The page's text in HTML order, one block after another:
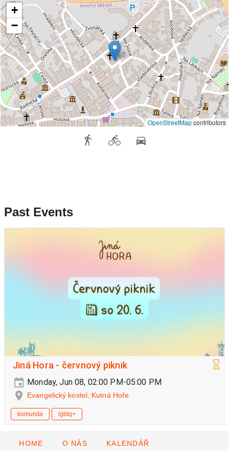
+
−
OpenStreetMapcontributors
Past Events
Jiná Hora - červnový piknik
Monday, Jun 08, 02:00 PM-05:00 PM
Evangelický kostel, Kutná Hoře
komunita lgbtq+
HOME O NÁS KALENDÁŘ